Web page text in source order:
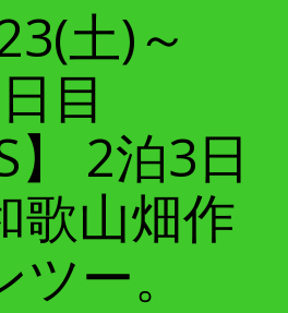
土)～
目
】 2泊3日
歌山畑作
ー。